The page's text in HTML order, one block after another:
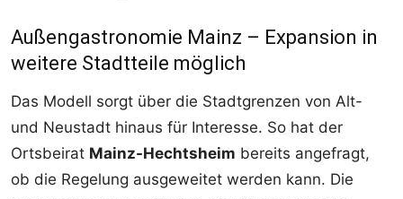
Außengastronomie Mainz – Expansion in
weitere Stadtteile möglich
Das Modell sorgt über die Stadtgrenzen von Alt-
und Neustadt hinaus für Interesse. So hat der
Ortsbeirat Mainz-Hechtsheim bereits angefragt,
ob die Regelung ausgeweitet werden kann. Die